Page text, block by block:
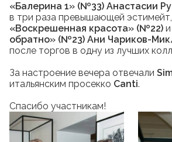
«Балерина 1» (№33) Анастасии
в три раза превышающей
«Воскрешенная красота» (№22) и
обратно» (№23) Ани Чариков-
после торгов в одну из лучших
За настроение вечера отвечали
итальянским просекко Canti.
Спасибо участникам!